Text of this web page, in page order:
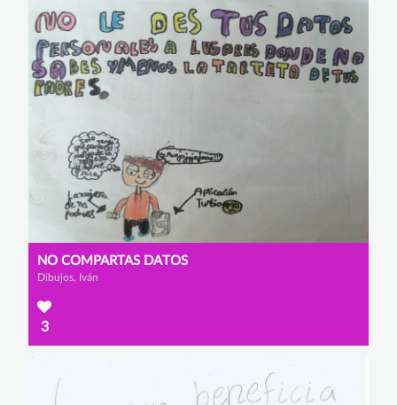
NO COMPARTAS DATOS
Dibujos, Iván
3